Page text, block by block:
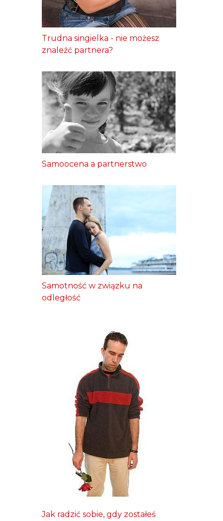
Trudna singielka - nie możesz
znaleźć partnera?
Samoocena a partnerstwo
Samotność w związku na
odległość
Jak radzić sobie, gdy zostałeś